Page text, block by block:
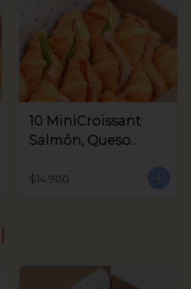
10 MiniCroissant
Salmón, Queso
$14.900